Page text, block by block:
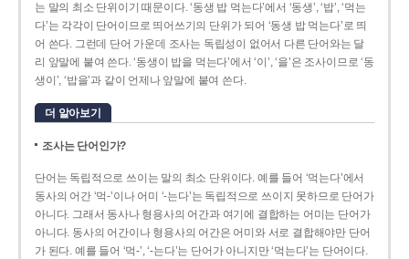
는 말의 최소 단위이기 때문이다. ‘동생 밥 먹는다’에서 ‘동생’, ‘밥’, ‘먹는
다’는 각각이 단어이므로 띄어쓰기의 단위가 되어 ‘동생 밥 먹는다’로 띄
어 쓴다. 그런데 단어 가운데 조사는 독립성이 없어서 다른 단어와는 달
리 앞말에 붙여 쓴다. ‘동생이 밥을 먹는다’에서 ‘이’, ‘을’은 조사이므로 ‘동
생이’, ‘밥을’과 같이 언제나 앞말에 붙여 쓴다.
더 알아보기
조사는 단어인가?
단어는 독립적으로 쓰이는 말의 최소 단위이다. 예를 들어 ‘먹는다’에서
동사의 어간 ‘먹-­’이나 어미 ‘­-는다’는 독립적으로 쓰이지 못하므로 단어가
아니다. 그래서 동사나 형용사의 어간과 여기에 결합하는 어미는 단어가
아니다. 동사의 어간이나 형용사의 어간은 어미와 서로 결합해야만 단어
가 된다. 예를 들어 ‘먹-’, ‘-는다’는 단어가 아니지만 ‘먹는다’는 단어이다.